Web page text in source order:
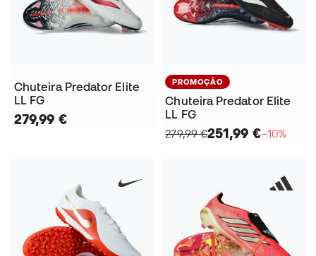
Chuteira Predator Elite
LL FG
279,99 €
PROMOÇÃO
Chuteira Predator Elite
LL FG
279,99 €251,99 €−10%